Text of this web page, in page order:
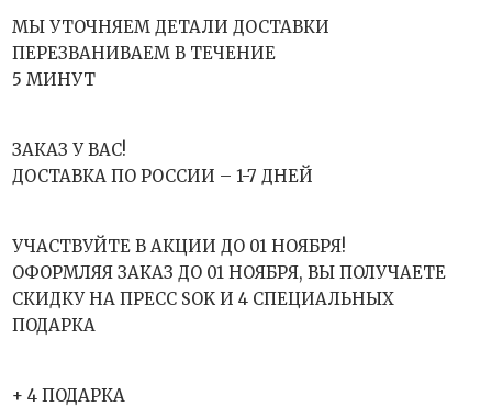
МЫ УТОЧНЯЕМ ДЕТАЛИ ДОСТАВКИ
ПЕРЕЗВАНИВАЕМ В ТЕЧЕНИЕ
5 МИНУТ
ЗАКАЗ У ВАС!
ДОСТАВКА ПО РОССИИ – 1-7 ДНЕЙ
УЧАСТВУЙТЕ В АКЦИИ ДО 01 НОЯБРЯ!
ОФОРМЛЯЯ ЗАКАЗ ДО 01 НОЯБРЯ, ВЫ ПОЛУЧАЕТЕ
СКИДКУ НА ПРЕСС SOK И 4 СПЕЦИАЛЬНЫХ
ПОДАРКА
+ 4 ПОДАРКА